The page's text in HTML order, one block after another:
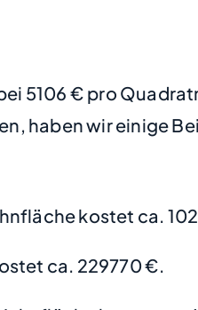
5106 € pro
haben wir einige
kostet ca.
ca. 229770 €.